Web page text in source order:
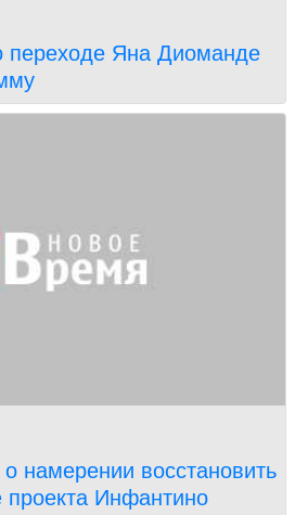
переходе Яна Диоманде
намерении восстановить
проекта Инфантино